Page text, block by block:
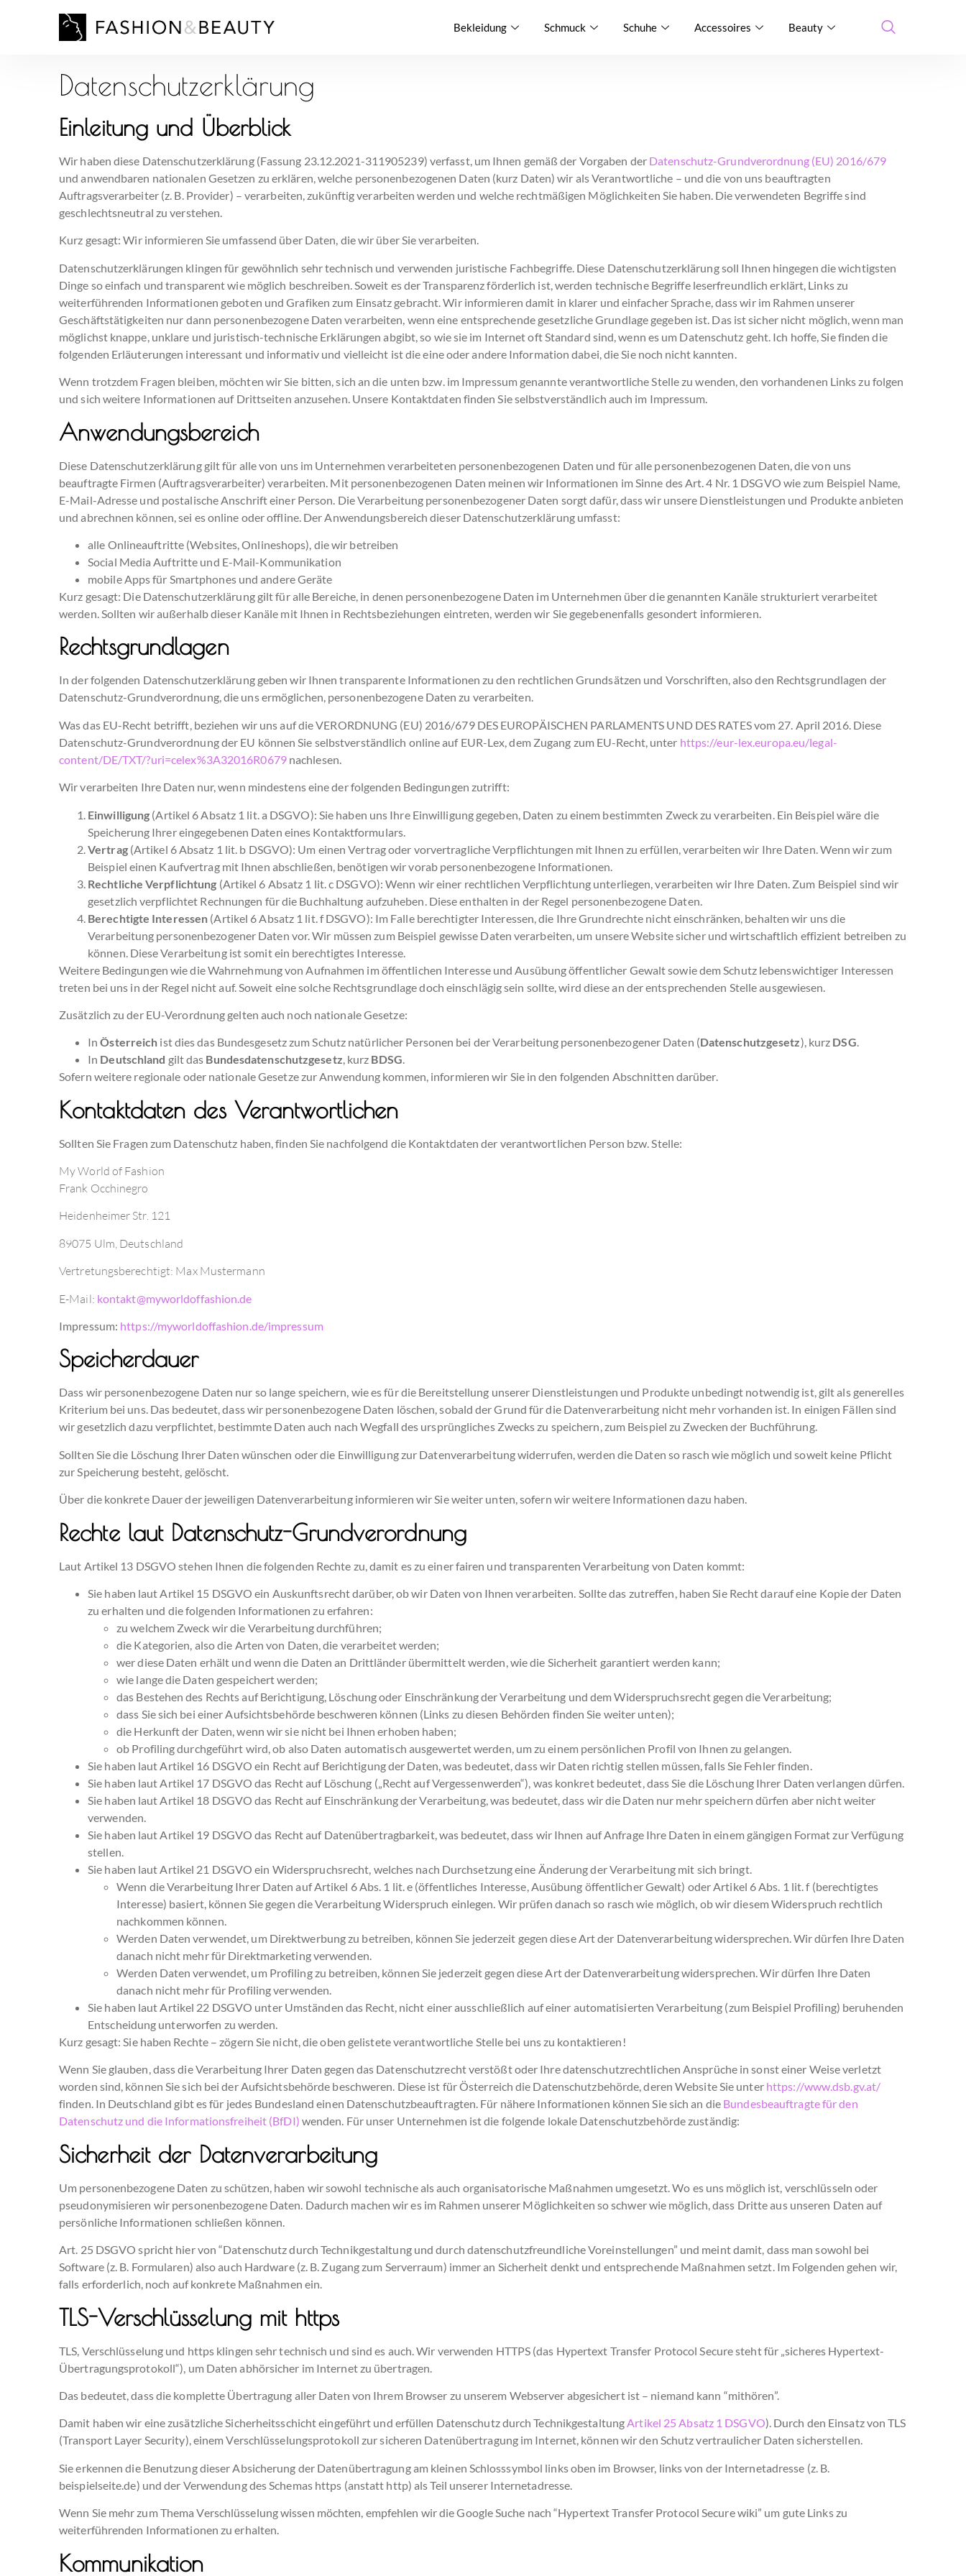
Bekleidung Schmuck Schuhe Accessoires Beauty
Datenschutzerklärung
Einleitung und Überblick
Wir haben diese Datenschutzerklärung (Fassung 23.12.2021-311905239) verfasst, um Ihnen gemäß der Vorgaben der Datenschutz-Grundverordnung (EU) 2016/679
und anwendbaren nationalen Gesetzen zu erklären, welche personenbezogenen Daten (kurz Daten) wir als Verantwortliche – und die von uns beauftragten
Auftragsverarbeiter (z. B. Provider) – verarbeiten, zukünftig verarbeiten werden und welche rechtmäßigen Möglichkeiten Sie haben. Die verwendeten Begriffe sind
geschlechtsneutral zu verstehen.
Kurz gesagt: Wir informieren Sie umfassend über Daten, die wir über Sie verarbeiten.
Datenschutzerklärungen klingen für gewöhnlich sehr technisch und verwenden juristische Fachbegriffe. Diese Datenschutzerklärung soll Ihnen hingegen die wichtigsten
Dinge so einfach und transparent wie möglich beschreiben. Soweit es der Transparenz förderlich ist, werden technische Begriffe leserfreundlich erklärt Linkszu
weiterführenden Informationen geboten undGrafiken zum Einsatz gebracht. Wir informieren damit in klarer und einfacher Sprache, dass wir im Rahmen unserer
Geschäftstätigkeiten nur dann personenbezogene Daten verarbeiten, wenn eine entsprechende gesetzliche Grundlage gegeben ist. Das ist sicher nicht möglich, wenn man
möglichst knappe, unklare und juristisch-technische Erklärungen abgibt, so wie sie im Internet oft Standard sind, wenn es um Datenschutz geht. Ich hoffe, Sie finden die
folgenden Erläuterungen interessant und informativ und vielleicht ist die eine oder andere Information dabei, die Sie noch nicht kannten.
Wenn trotzdem Fragen bleiben, möchten wir Sie bitten, sich an die unten bzw. im Impressum genannte verantwortliche Stelle zu wenden, den vorhandenen Links zu folgen
und sich weitere Informationen auf Drittseiten anzusehen. Unsere Kontaktdaten finden Sie selbstverständlich auch im Impressum.
Anwendungsbereich
Diese Datenschutzerklärung gilt für alle von uns im Unternehmen verarbeiteten personenbezogenen Daten und für alle personenbezogenen Daten, die von uns
beauftragte Firmen (Auftragsverarbeiter) verarbeiten. Mit personenbezogenen Daten meinen wir Informationen im Sinne des Art. 4 Nr. 1 DSGVO wie zum Beispiel Name,
E-Mail-Adresse und postalische Anschrift einer Person. Die Verarbeitung personenbezogener Daten sorgt dafür, dass wir unsere Dienstleistungen und Produkte anbieten
und abrechnen können, sei es online oder offline. Der Anwendungsbereich dieser Datenschutzerklärung umfasst:
alle Onlineauftritte (Websites, Onlineshops), die wir betreiben
Social Media Auftritte und E-Mail-Kommunikation
mobile Apps für Smartphones und andere Geräte
Kurz gesagt: Die Datenschutzerklärung gilt für alle Bereiche, in denen personenbezogene Daten im Unternehmen über die genannten Kanäle strukturiert verarbeitet
werden. Sollten wir außerhalb dieser Kanäle mit Ihnen in Rechtsbeziehungen eintreten, werden wir Sie gegebenenfalls gesondert informieren.
Rechtsgrundlagen
In der folgenden Datenschutzerklärung geben wir Ihnen transparente Informationen zu den rechtlichen Grundsätzen und Vorschriften, also den Rechtsgrundlagen der
Datenschutz-Grundverordnung, die uns ermöglichen, personenbezogene Daten zu verarbeiten.
Was das EU-Recht betrifft, beziehen wir uns auf die VERORDNUNG (EU) 2016/679 DES EUROPÄISCHEN PARLAMENTS UND DES RATES vom 27. April 2016. Diese
Datenschutz-Grundverordnung der EU können Sie selbstverständlich online auf EUR-Lex, dem Zugang zum EU-Recht, unter https://eur-lex.europa.eu/legal-
content/DE/TXT/?uri=celex%3A32016R0679nachlesen.
Wir verarbeiten Ihre Daten nur, wenn mindestens eine der folgenden Bedingungen zutrifft:
Einwilligung (Artikel 6 Absatz 1 lit. a DSGVO): Sie haben uns Ihre Einwilligung gegeben, Daten zu einem bestimmten Zweck zu verarbeiten. Ein Beispiel wäre die
Speicherung Ihrer eingegebenen Daten eines Kontaktformulars.
Vertrag(Artikel 6 Absatz 1 lit. b DSGVO): Um einen Vertrag oder vorvertragliche Verpflichtungen mit Ihnen zu erfüllen, verarbeiten wir Ihre Daten. Wenn wir zum
Beispiel einen Kaufvertrag mit Ihnen abschließen, benötigen wir vorab personenbezogene Informationen.
Rechtliche Verpflichtung (Artikel 6 Absatz 1 lit. c DSGVO): Wenn wir einer rechtlichen Verpflichtung unterliegen, verarbeiten wir Ihre Daten. Zum Beispiel sind wir
gesetzlich verpflichtet Rechnungen für die Buchhaltung aufzuheben. Diese enthalten in der Regel personenbezogene Daten.
Berechtigte Interessen (Artikel 6 Absatz 1 lit. f DSGVO): Im Falle berechtigter Interessen, die Ihre Grundrechte nicht einschränken, behalten wir uns die
Verarbeitung personenbezogener Daten vor. Wir müssen zum Beispiel gewisse Daten verarbeiten, um unsere Website sicher und wirtschaftlich effizient betreiben zu
können. Diese Verarbeitung ist somit ein berechtigtes Interesse.
Weitere Bedingungen wie die Wahrnehmung von Aufnahmen im öffentlichen Interesse und Ausübung öffentlicher Gewalt sowie dem Schutz lebenswichtiger Interessen
treten bei uns in der Regel nicht auf. Soweit eine solche Rechtsgrundlage doch einschlägig sein sollte, wird diese an der entsprechenden Stelle ausgewiesen.
Zusätzlich zu der EU-Verordnung gelten auch noch nationale Gesetze:
InÖsterreich ist dies das Bundesgesetz zum Schutz natürlicher Personen bei der Verarbeitung personenbezogener Daten (Datenschutzgesetz), kurz DSG.
In Deutschland gilt das Bundesdatenschutzgesetz, kurz BDSG.
Sofern weitere regionale oder nationale Gesetze zur Anwendung kommen, informieren wir Sie in den folgenden Abschnitten darüber.
Kontaktdaten des Verantwortlichen
Sollten Sie Fragen zum Datenschutz haben, finden Sie nachfolgend die Kontaktdaten der verantwortlichen Person bzw. Stelle:
My World of Fashion
Frank Occhinegro
Heidenheimer Str. 121
89075 Ulm, Deutschland
Vertretungsberechtigt: Max Mustermann
E-Mail: kontakt@myworldoffashion.de
Impressum: https://myworldoffashion.de/impressum
Speicherdauer
Dass wir personenbezogene Daten nur so lange speichern, wie es für die Bereitstellung unserer Dienstleistungen und Produkte unbedingt notwendig ist, gilt als generelles
Kriterium bei uns. Das bedeutet, dass wir personenbezogene Daten löschen, sobald der Grund für die Datenverarbeitung nicht mehr vorhanden ist. In einigen Fällen sind
wir gesetzlich dazu verpflichtet, bestimmte Daten auch nach Wegfall des ursprüngliches Zwecks zu speichern, zum Beispiel zu Zwecken der Buchführung.
Sollten Sie die Löschung Ihrer Daten wünschen oder die Einwilligung zur Datenverarbeitung widerrufen, werden die Daten so rasch wie möglich und soweit keine Pflicht
zur Speicherung besteht, gelöscht.
Über die konkrete Dauer der jeweiligen Datenverarbeitung informieren wir Sie weiter unten, sofern wir weitere Informationen dazu haben.
Rechte laut Datenschutz-Grundverordnung
Laut Artikel 13 DSGVO stehen Ihnen die folgenden Rechte zu, damit es zu einer fairen und transparenten Verarbeitung von Daten kommt:
Sie haben laut Artikel 15 DSGVO ein Auskunftsrecht darüber, ob wir Daten von Ihnen verarbeiten. Sollte das zutreffen, haben Sie Recht darauf eine Kopie der Daten
zu erhalten und die folgenden Informationen zu erfahren:
zu welchem Zweck wir die Verarbeitung durchführen;
die Kategorien, also die Arten von Daten, die verarbeitet werden;
wer diese Daten erhält und wenn die Daten an Drittländer übermittelt werden, wie die Sicherheit garantiert werden kann;
wie lange die Daten gespeichert werden;
das Bestehen des Rechts auf Berichtigung, Löschung oder Einschränkung der Verarbeitung und dem Widerspruchsrecht gegen die Verarbeitung;
dass Sie sich bei einer Aufsichtsbehörde beschweren können (Links zu diesen Behörden finden Sie weiter unten);
die Herkunft der Daten, wenn wir sie nicht bei Ihnen erhoben haben;
ob Profiling durchgeführt wird, ob also Daten automatisch ausgewertet werden, um zu einem persönlichen Profil von Ihnen zu gelangen.
Sie haben laut Artikel 16 DSGVO ein Recht auf Berichtigung der Daten, was bedeutet, dass wir Daten richtig stellen müssen, falls Sie Fehler finden.
Sie haben laut Artikel 17 DSGVO das Recht auf Löschung („Recht auf Vergessenwerden“), was konkret bedeutet, dass Sie die Löschung Ihrer Daten verlangen dürfen.
Sie haben laut Artikel 18 DSGVO das Recht auf Einschränkung der Verarbeitung, was bedeutet, dass wir die Daten nur mehr speichern dürfen aber nicht weiter
verwenden.
Sie haben laut Artikel 19 DSGVO das Recht auf Datenübertragbarkeit, was bedeutet, dass wir Ihnen auf Anfrage Ihre Daten in einem gängigen Format zur Verfügung
stellen.
Sie haben laut Artikel 21 DSGVO ein Widerspruchsrecht, welches nach Durchsetzung eine Änderung der Verarbeitung mit sich bringt.
Wenn die Verarbeitung Ihrer Daten auf Artikel 6 Abs. 1 lit. e (öffentliches Interesse, Ausübung öffentlicher Gewalt) oder Artikel 6 Abs. 1 lit. f (berechtigtes
Interesse) basiert, können Sie gegen die Verarbeitung Widerspruch einlegen. Wir prüfen danach so rasch wie möglich, ob wir diesem Widerspruch rechtlich
nachkommen können.
Werden Daten verwendet, um Direktwerbung zu betreiben, können Sie jederzeit gegen diese Art der Datenverarbeitung widersprechen. Wir dürfen Ihre Daten
danach nicht mehr für Direktmarketing verwenden.
Werden Daten verwendet, um Profiling zu betreiben, können Sie jederzeit gegen diese Art der Datenverarbeitung widersprechen. Wir dürfen Ihre Daten
danach nicht mehr für Profiling verwenden.
Sie haben laut Artikel 22 DSGVO unter Umständen das Recht, nicht einer ausschließlich auf einer automatisierten Verarbeitung (zum Beispiel Profiling) beruhenden
Entscheidung unterworfen zu werden.
Kurz gesagt: Sie haben Rechte – zögern Sie nicht, die oben gelistete verantwortliche Stelle bei uns zu kontaktieren!
Wenn Sie glauben, dass die Verarbeitung Ihrer Daten gegen das Datenschutzrecht verstößt oder Ihre datenschutzrechtlichen Ansprüche in sonst einer Weise verletzt
worden sind, können Sie sich bei der Aufsichtsbehörde beschweren. Diese ist für Österreich die Datenschutzbehörde, deren Website Sie unter https://www.dsb.gv.at/
finden. In Deutschland gibt es für jedes Bundesland einen Datenschutzbeauftragten. Für nähere Informationen können Sie sich an die Bundesbeauftragte für den
Datenschutz und die Informationsfreiheit (BfDI) wenden. Für unser Unternehmen ist die folgende lokale Datenschutzbehörde zuständig:
Sicherheit der Datenverarbeitung
Um personenbezogene Daten zu schützen, haben wir sowohl technische als auch organisatorische Maßnahmen umgesetzt. Wo es uns möglich ist, verschlüsseln oder
pseudonymisieren wir personenbezogene Daten. Dadurch machen wir es im Rahmen unserer Möglichkeiten so schwer wie möglich, dass Dritte aus unseren Daten auf
persönliche Informationen schließen können.
Art. 25 DSGVO spricht hier von “Datenschutz durch Technikgestaltung und durch datenschutzfreundliche Voreinstellungen” und meint damit, dass man sowohl bei
Software (z. B. Formularen) also auch Hardware (z. B. Zugang zum Serverraum) immer an Sicherheit denkt und entsprechende Maßnahmen setzt. Im Folgenden gehen wir,
falls erforderlich, noch auf konkrete Maßnahmen ein.
TLS-Verschlüsselung mit https
TLS, Verschlüsselung und https klingen sehr technisch und sind es auch. Wir verwenden HTTPS (das Hypertext Transfer Protocol Secure steht für „sicheres Hypertext-
Übertragungsprotokoll“), um Daten abhörsicher im Internet zu übertragen.
Das bedeutet, dass die komplette Übertragung aller Daten von Ihrem Browser zu unserem Webserver abgesichert ist – niemand kann “mithören”.
Damit haben wir eine zusätzliche Sicherheitsschicht eingeführt und erfüllen Datenschutz durch TechnikgestaltungArtikel 25 Absatz 1 DSGVO). Durch den Einsatz von TLS
(Transport Layer Security), einem Verschlüsselungsprotokoll zur sicheren Datenübertragung im Internet, können wir den Schutz vertraulicher Daten sicherstellen.
Sie erkennen die Benutzung dieser Absicherung der Datenübertragung am kleinen Schlosssymbol links oben im Browser, links von der Internetadresse (z. B.
beispielseite.de) und der Verwendung des Schemas https (anstatt http) als Teil unserer Internetadresse.
Wenn Sie mehr zum Thema Verschlüsselung wissen möchten, empfehlen wir die Google Suche nach “Hypertext Transfer Protocol Secure wiki” um gute Links zu
weiterführenden Informationen zu erhalten.
Kommunikation